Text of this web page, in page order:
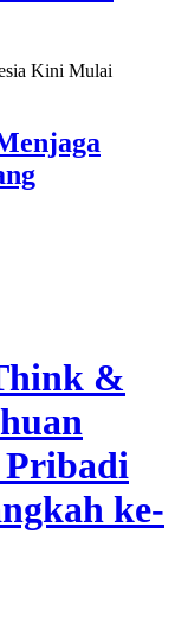
&
Pribadi
ke-